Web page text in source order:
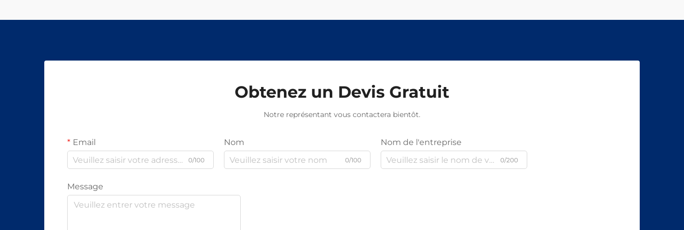
Obtenez un Devis Gratuit
Notre représentant vous contactera bientôt.
Email
0/100
Nom
0/100
Nom de l'entreprise
0/200
Message